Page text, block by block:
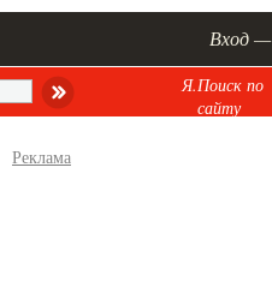
Вход —
Я.Поиск по
сайту
Реклама